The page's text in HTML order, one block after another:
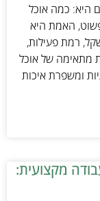
היא: כמה אוכל
האמת היא
רמת פעילות,
מתאימה של אוכל
ומשפרת איכות
מקצועית: